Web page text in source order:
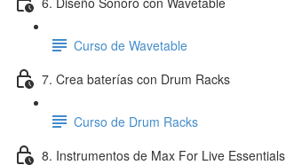
Curso de Wavetable
7. Crea baterías con Drum Racks
Curso de Drum Racks
8. Instrumentos de Max For Live Essentials